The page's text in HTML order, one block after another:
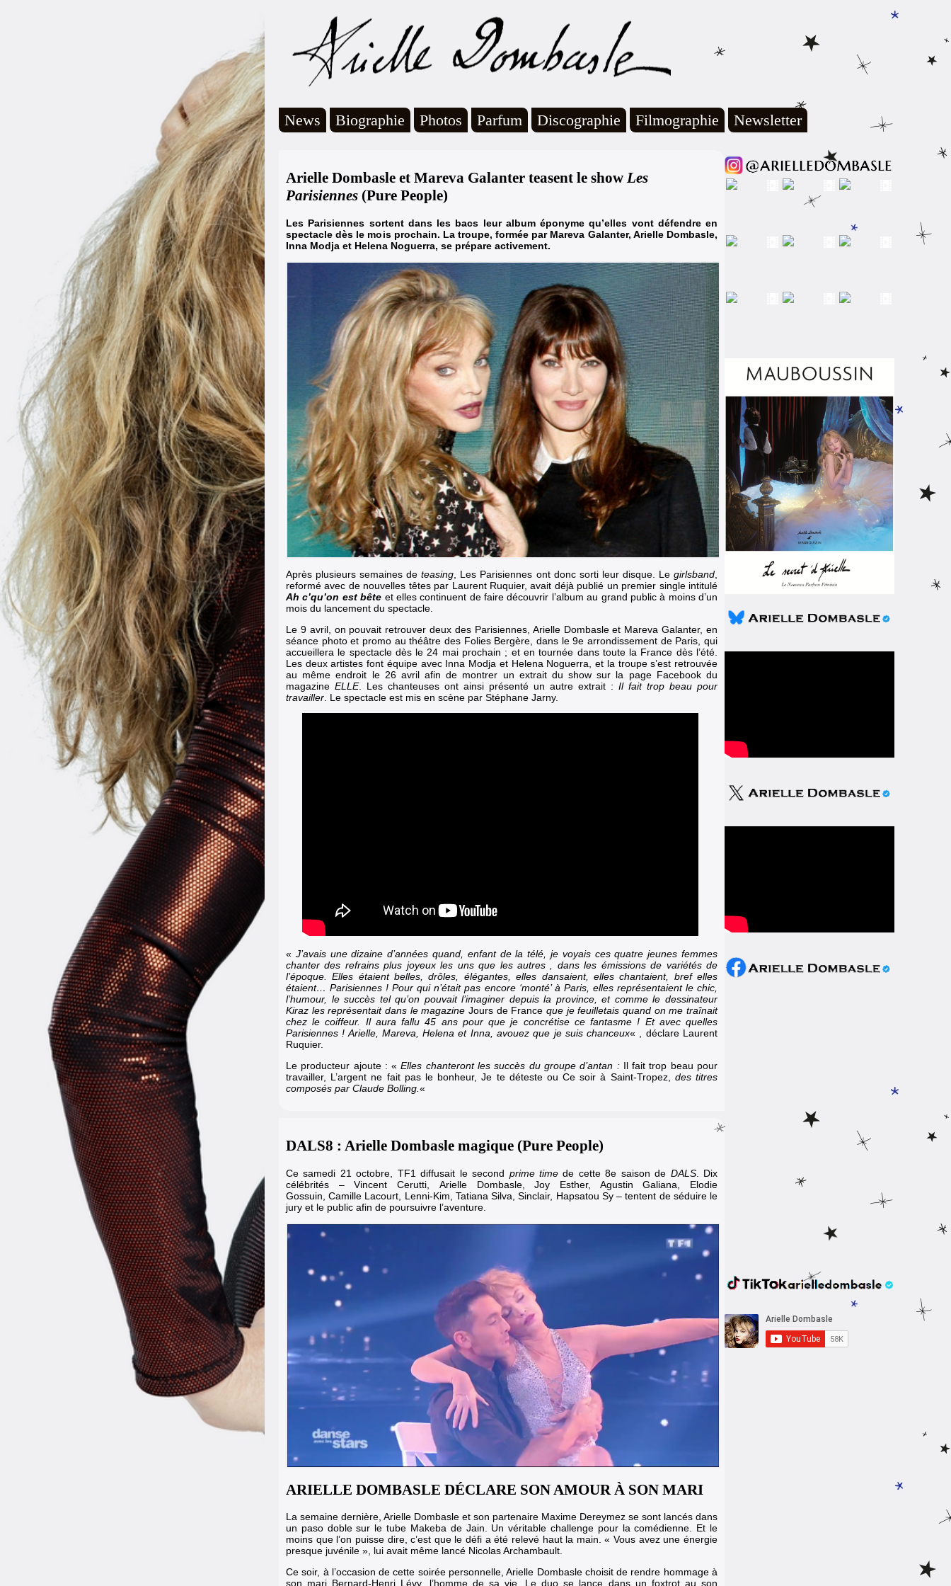
News Biographie Photos Parfum Discographie Filmographie Newsletter
Arielle Dombasle et Mareva Galanter teasent le show Les
Parisiennes (Pure People)
Les Parisiennes sortent dans les bacs leur album éponyme qu’elles vont défendre en
spectacle dès le mois prochain. La troupe, formée par Mareva Galanter, Arielle Dombasle,
Inna Modja et Helena Noguerra, se prépare activement.
Après plusieurs semaines deteasing , Les Parisiennes ont donc sorti leur disque. Legirlsband
reformé avec de nouvelles têtespar Laurent Ruquier, avait déjà publié un premier single intitulé
Ah c’qu’on est bête et elles continuent de faire découvrir l’album au grand public à moins d’un
mois du lancement du spectacle.
Le 9 avril, on pouvait retrouver deux des Parisiennes, Arielle Dombasle et Mareva Galanter, en
séance photo et promo au théâtre des Folies Bergère, dans le 9e arrondissement de Paris, qui
accueillera le spectacle dès le 24 mai prochain ; et en tournée dans toute la France dès l’été.
Les deux artistes font équipe avec Inna Modja et Helena Noguerra , et la troupe s’est retrouvée
au même endroit le 26 avril afin de montrer un extrait du show sur la page Facebookdu
magazine ELLE. Les chanteuses ont ainsi présenté un autre extrait : Il fait trop beau pour
travailler . Le spectacle est mis en scène par Stéphane Jarny.
« J’avais une dizaine d’années quand, enfant de la télé, je voyais ces quatre jeunes femmes
chanter des refrains plus joyeux les uns que les autres , dans les émissions de variétés de
l’époque. Elles étaient belles, drôles, élégantes, elles dansaient, elles chantaient, bref elles
étaient… Parisiennes ! Pour qui n’était pas encore ‘monté’ à Paris, elles représentaient le chic,
l’humour, le succès tel qu’on pouvait l’imaginer depuis la province, et comme le dessinateur
Kiraz les représentait dans le magazine Jours de France que je feuilletais quand on me traînait
chez le coiffeur. Il aura fallu 45 ans pour que je concrétise ce fantasme ! Et avec quelles
Parisiennes ! Arielle, Mareva, Helena et Inna, avouez que je suis chanceux« , déclare Laurent
Ruquier.
Le producteur ajoute : «Elles chanteront les succès du groupe d’antan : Il fait trop beau pour
travailler, L’argent ne fait pas le bonheur, Je te déteste ou Ce soir à Saint-Tropez,
des titres
composés par Claude Bolling. «
DALS8 : Arielle Dombasle magique (Pure People)
Ce samedi 21 octobre, TF1 diffusait le second prime timede cette 8e saison de DALS. Dix
célébrités –Vincent Cerutti Arielle Dombasle, Joy Esther, Agustin Galiana, Elodie
Gossuin ,Camille Lacourt , Lenni-Kim, Tatiana Silva,Sinclair, Hapsatou Sy – tentent de séduire le
jury et le public afin de poursuivre l’aventure.
ARIELLE DOMBASLE DÉCLARE SON AMOUR À SON MARI
La semaine dernière, Arielle Dombasle et son partenaire Maxime Dereymez se sont lancés dans
un paso doble sur le tube Makeba de Jain. Un véritable challenge pour la comédienne. Et le
moins que l’on puisse dire, c’est que le défi a été relevé haut la main. « Vous avez une énergie
presque juvénile », lui avait même lancé Nicolas Archambault.
Ce soir, à l’occasion de cette soirée personnelle, Arielle Dombasle choisit de rendre hommage à
son mari Bernard-Henri Lévy, l’homme de sa vie. Le duo se lance dans un foxtrot au son